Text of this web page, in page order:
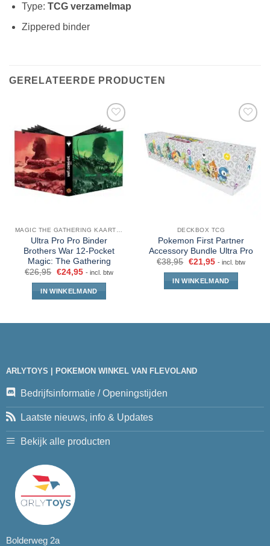
Type: TCG verzamelmap
Zippered binder
GERELATEERDE PRODUCTEN
Ultra Pro Pro Binder
Brothers War 12-Pocket
Magic: The Gathering
€26,95 €24,95 - incl. btw
IN WINKELMAND
DECKBOX TCG
Pokemon First Partner
Accessory Bundle Ultra Pro
€38,95 €21,95 - incl. btw
IN WINKELMAND
ARLYTOYS | POKEMON WINKEL VAN FLEVOLAND
Bedrijfsinformatie / Openingstijden
Laatste nieuws, info & Updates
Bekijk alle producten
Bolderweg 2a